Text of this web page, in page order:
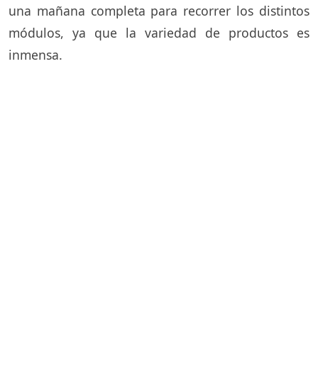
una mañana completa para recorrer los distintos
módulos, ya que la variedad de productos es
inmensa.